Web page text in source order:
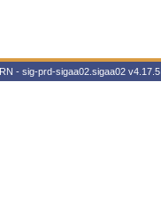
- sig-prd-sigaa02.sigaa02 v4.17.5